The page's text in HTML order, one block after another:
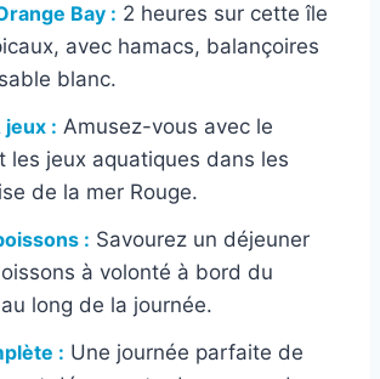
Bay : 2 heures sur cette île
avec hamacs, balançoires
blanc.
jeux : Amusez-vous avec le
les jeux aquatiques dans les
de la mer Rouge.
: Savourez un déjeuner
à volonté à bord du
long de la journée.
: Une journée parfaite de